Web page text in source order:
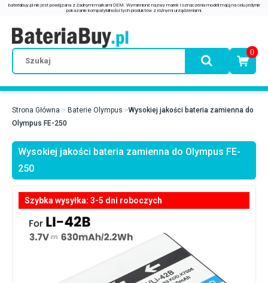
0
Strona Główna Baterie Olympus
Wysokiej jakości bateria zamienna do
Olympus FE-250
Wysokiej jakości bateria zamienna do Olympus FE-
250
Szybka wysyłka: 3-5 dni roboczych